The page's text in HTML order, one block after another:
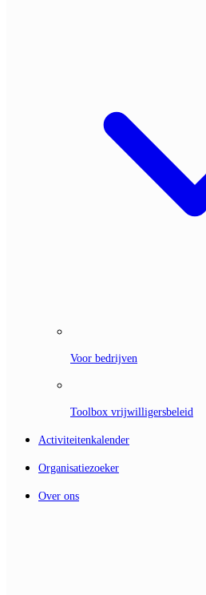
Voor bedrijven
Toolbox vrijwilligersbeleid
Activiteitenkalender
Organisatiezoeker
Over ons